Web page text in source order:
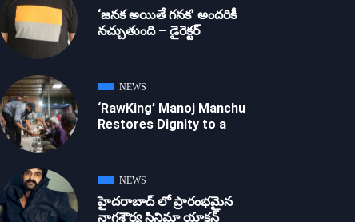
‘జ‌న‌క అయితే గ‌న‌క‌’ అందరికీ
నచ్చుతుంది – డైరెక్ట‌ర్
NEWS
‘RawKing’ Manoj Manchu
Restores Dignity to a
NEWS
హైదరాబాద్ లో ప్రారంభమైన
నాగశౌర్య సినిమా యాక్షన్